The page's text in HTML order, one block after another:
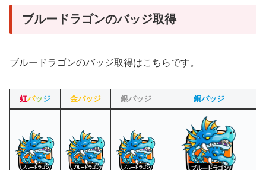
ブルードラゴンのバッジ取得
ブルードラゴンのバッジ取得はこちらです。
虹バッ ジ 金バッジ 銀バッジ 銅バッジ